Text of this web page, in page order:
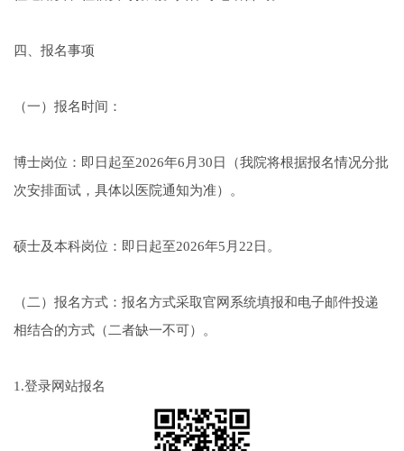
四、报名事项
（一）报名时间：
博士岗位：即日起至2026年6月30日（我院将根据报名情况分批
次安排面试，具体以医院通知为准）。
硕士及本科岗位：即日起至2026年5月22日。
（二）报名方式：报名方式采取官网系统填报和电子邮件投递
相结合的方式（二者缺一不可）。
1.登录网站报名